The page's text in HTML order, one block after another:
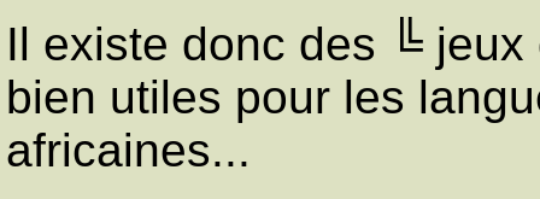
Il existe donc des ╚
bien utiles pour les
africaines...